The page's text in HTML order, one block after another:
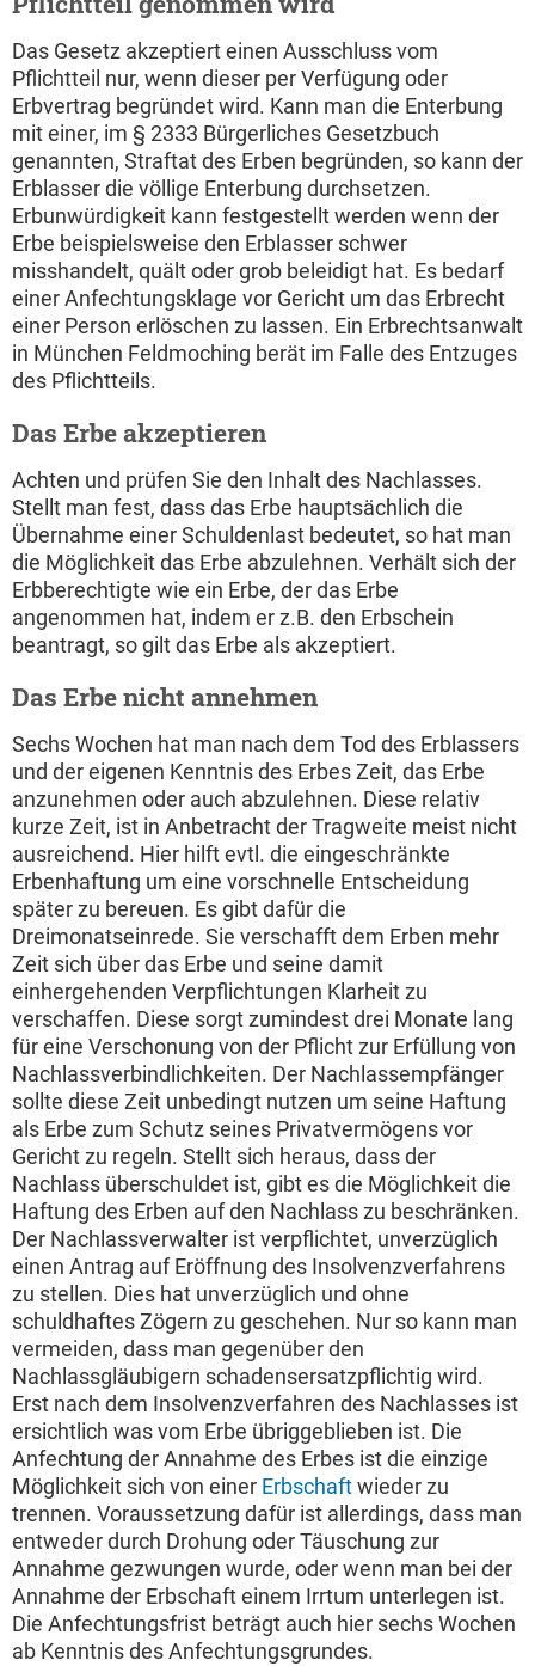
Das Gesetz akzeptiert einen Ausschluss vom
Pflichtteil nur, wenn dieser per Verfügung oder
Erbvertrag begründet wird. Kann man die Enterbung
mit einer, im § 2333 Bürgerliches Gesetzbuch
genannten, Straftat des Erben begründen, so kann der
Erblasser die völlige Enterbung durchsetzen.
Erbunwürdigkeit kann festgestellt werden wenn der
Erbe beispielsweise den Erblasser schwer
misshandelt, quält oder grob beleidigt hat. Es bedarf
einer Anfechtungsklage vor Gericht um das Erbrecht
einer Person erlöschen zu lassen. Ein Erbrechtsanwalt
in München Feldmoching berät im Falle des Entzuges
des Pflichtteils.
Das Erbe akzeptieren
Achten und prüfen Sie den Inhalt des Nachlasses.
Stellt man fest, dass das Erbe hauptsächlich die
Übernahme einer Schuldenlast bedeutet, so hat man
die Möglichkeit das Erbe abzulehnen. Verhält sich der
Erbberechtigte wie ein Erbe, der das Erbe
angenommen hat, indem er z.B. den Erbschein
beantragt, so gilt das Erbe als akzeptiert.
Das Erbe nicht annehmen
Sechs Wochen hat man nach dem Tod des Erblassers
und der eigenen Kenntnis des Erbes Zeit, das Erbe
anzunehmen oder auch abzulehnen. Diese relativ
kurze Zeit, ist in Anbetracht der Tragweite meist nicht
ausreichend. Hier hilft evtl. die eingeschränkte
Erbenhaftung um eine vorschnelle Entscheidung
später zu bereuen. Es gibt dafür die
Dreimonatseinrede. Sie verschafft dem Erben mehr
Zeit sich über das Erbe und seine damit
einhergehenden Verpflichtungen Klarheit zu
verschaffen. Diese sorgt zumindest drei Monate lang
für eine Verschonung von der Pflicht zur Erfüllung von
Nachlassverbindlichkeiten. Der Nachlassempfänger
sollte diese Zeit unbedingt nutzen um seine Haftung
als Erbe zum Schutz seines Privatvermögens vor
Gericht zu regeln. Stellt sich heraus, dass der
Nachlass überschuldet ist, gibt es die Möglichkeit die
Haftung des Erben auf den Nachlass zu beschränken.
Der Nachlassverwalter ist verpflichtet, unverzüglich
einen Antrag auf Eröffnung des Insolvenzverfahrens
zu stellen. Dies hat unverzüglich und ohne
schuldhaftes Zögern zu geschehen. Nur so kann man
vermeiden, dass man gegenüber den
Nachlassgläubigern schadensersatzpflichtig wird.
Erst nach dem Insolvenzverfahren des Nachlasses ist
ersichtlich was vom Erbe übriggeblieben ist. Die
Anfechtung der Annahme des Erbes ist die einzige
Möglichkeit sich von einer Erbschaftwieder zu
trennen. Voraussetzung dafür ist allerdings, dass man
entweder durch Drohung oder Täuschung zur
Annahme gezwungen wurde, oder wenn man bei der
Annahme der Erbschaft einem Irrtum unterlegen ist.
Die Anfechtungsfrist beträgt auch hier sechs Wochen
ab Kenntnis des Anfechtungsgrundes.